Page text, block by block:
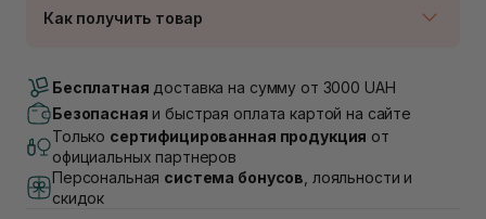
Как получить товар
В наличии
Самовывоз г. Луцк, Винниченка 4
Самовывоз г. Львов, ул. Академика Подстригача,
1В (Duck's Lake)
Бесплатная доставка на сумму от 3000 UAH
Безопасная и быстрая оплата картой на сайте
Только сертифицированная продукция от
официальных партнеров
Персональная система бонусов , лояльности и
скидок